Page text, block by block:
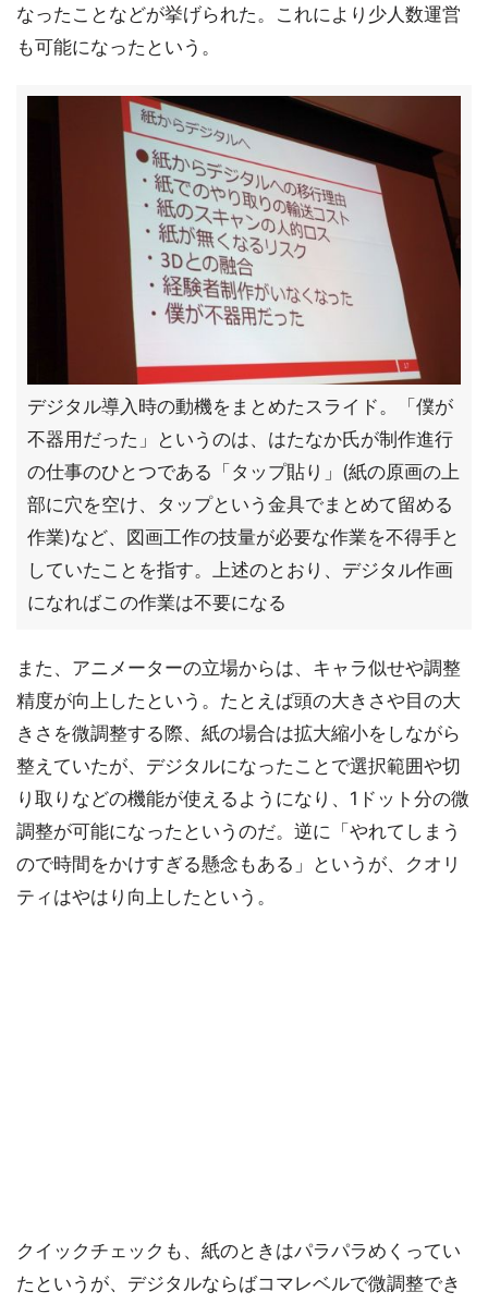
なったことなどが挙げられた。これにより少人数運営
も可能になったという。
デジタル導入時の動機をまとめたスライド。「僕が
不器用だった」というのは、はたなか氏が制作進行
の仕事のひとつである「タップ貼り」(紙の原画の上
部に穴を空け、タップという金具でまとめて留める
作業)など、図画工作の技量が必要な作業を不得手と
していたことを指す。上述のとおり、デジタル作画
になればこの作業は不要になる
また、アニメーターの立場からは、キャラ似せや調整
精度が向上したという。たとえば頭の大きさや目の大
きさを微調整する際、紙の場合は拡大縮小をしながら
整えていたが、デジタルになったことで選択範囲や切
り取りなどの機能が使えるようになり、1ドット分の微
調整が可能になったというのだ。逆に「やれてしまう
ので時間をかけすぎる懸念もある」というが、クオリ
ティはやはり向上したという。
クイックチェックも、紙のときはパラパラめくってい
たというが、デジタルならばコマレベルで微調整でき